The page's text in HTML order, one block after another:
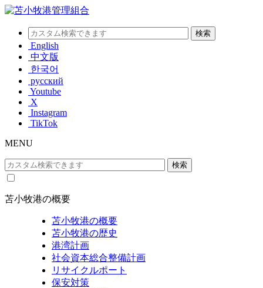
English
中文版
한국어
русский
Youtube
X
Instagram
TikTok
MENU
苫小牧港の概要
苫小牧港の概要
苫小牧港の歴史
港湾計画
社会資本総合整備計画
リサイクルポート
保安対策